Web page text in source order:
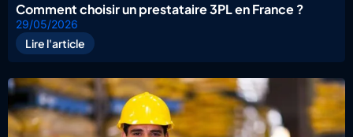
Comment choisir un prestataire 3PL en France ?
29/05/2026
Lire l'article